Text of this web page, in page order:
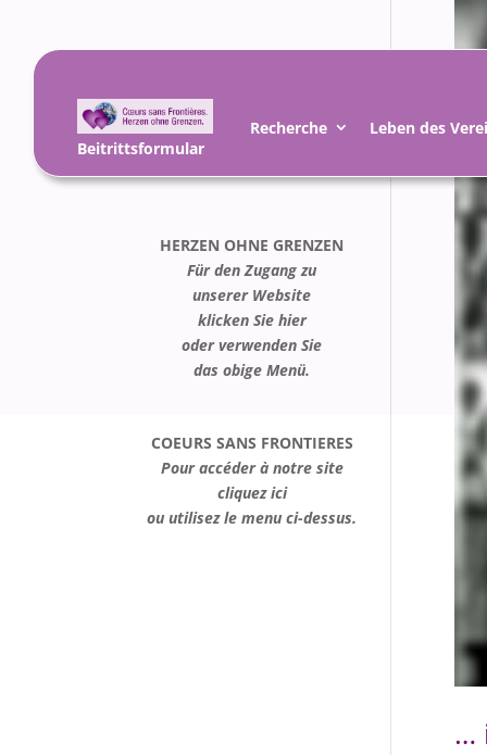
Recherche
Leben des
Beitrittsformular
…
HERZEN OHNE GRENZEN
Für den Zugang zu
unserer Website
klicken Sie hier
oder verwenden Sie
das obige Menü.
COEURS SANS FRONTIERES
Pour accéder à notre site
cliquez ici
ou utilisez le menu ci-dessus.